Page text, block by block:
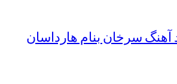
آهنگ سرخان بنام هارداسان